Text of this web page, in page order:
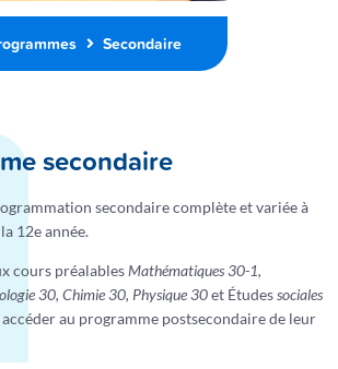
Secondaire
secondaire
secondaire complète et variée à
12e année.
cours préalablesMathématiques 30-1,
30, Chimie 30, Physique 30et Étudessociales
au programme postsecondaire de leur